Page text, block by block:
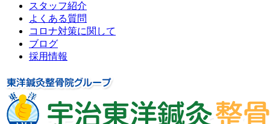
スタッフ紹介
よくある質問
コロナ対策に関して
ブログ
採用情報